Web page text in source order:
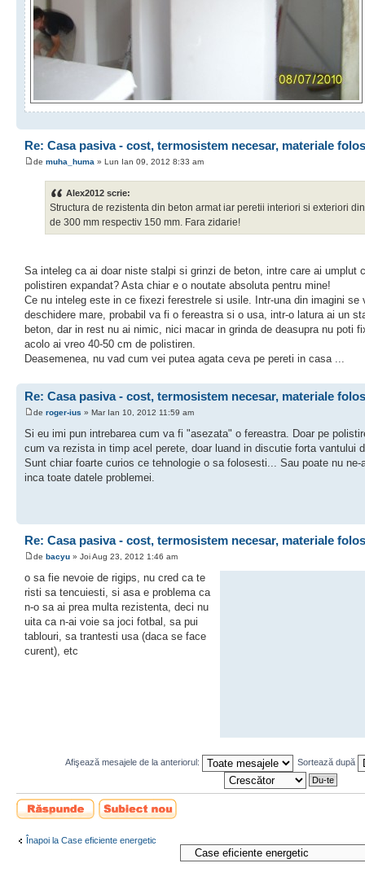
Re: Casa pasiva - cost, termosistem necesar, materiale folos
de muha_huma » Lun Ian 09, 2012 8:33 am
Alex2012 scrie:
Structura de rezistenta din beton armat iar peretii interiori si exteriori
de 300 mm respectiv 150 mm. Fara zidarie!
Sa inteleg ca ai doar niste stalpi si grinzi de beton, intre care ai umplut
polistiren expandat? Asta chiar e o noutate absoluta pentru mine!
Ce nu inteleg este in ce fixezi ferestrele si usile. Intr-una din imagini se
deschidere mare, probabil va fi o fereastra si o usa, intr-o latura ai un
beton, dar in rest nu ai nimic, nici macar in grinda de deasupra nu poti
acolo ai vreo 40-50 cm de polistiren.
Deasemenea, nu vad cum vei putea agata ceva pe pereti in casa ...
Re: Casa pasiva - cost, termosistem necesar, materiale folos
de roger-ius » Mar Ian 10, 2012 11:59 am
Si eu imi pun intrebarea cum va fi "asezata" o fereastra. Doar pe
cum va rezista in timp acel perete, doar luand in discutie forta vantului
Sunt chiar foarte curios ce tehnologie o sa folosesti... Sau poate nu ne-
inca toate datele problemei.
Re: Casa pasiva - cost, termosistem necesar, materiale folos
de bacyu » Joi Aug 23, 2012 1:46 am
o sa fie nevoie de rigips, nu cred ca te
risti sa tencuiesti, si asa e problema ca
n-o sa ai prea multa rezistenta, deci nu
uita ca n-ai voie sa joci fotbal, sa pui
tablouri, sa trantesti usa (daca se face
curent), etc
Afişează mesajele de la anteriorul: Sortează după
Scrie un răspuns
Scrie un subiect
nou
Înapoi la Case eficiente energetic